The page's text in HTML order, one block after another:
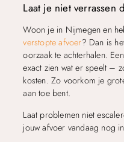
Laat je niet verrassen
Woon je in Nijmegen en
verstopte afvoer? Dan is
oorzaak te achterhalen.
exact zien wat er speelt –
kosten. Zo voorkom je
aan toe bent.
Laat problemen niet
jouw afvoer vandaag nog